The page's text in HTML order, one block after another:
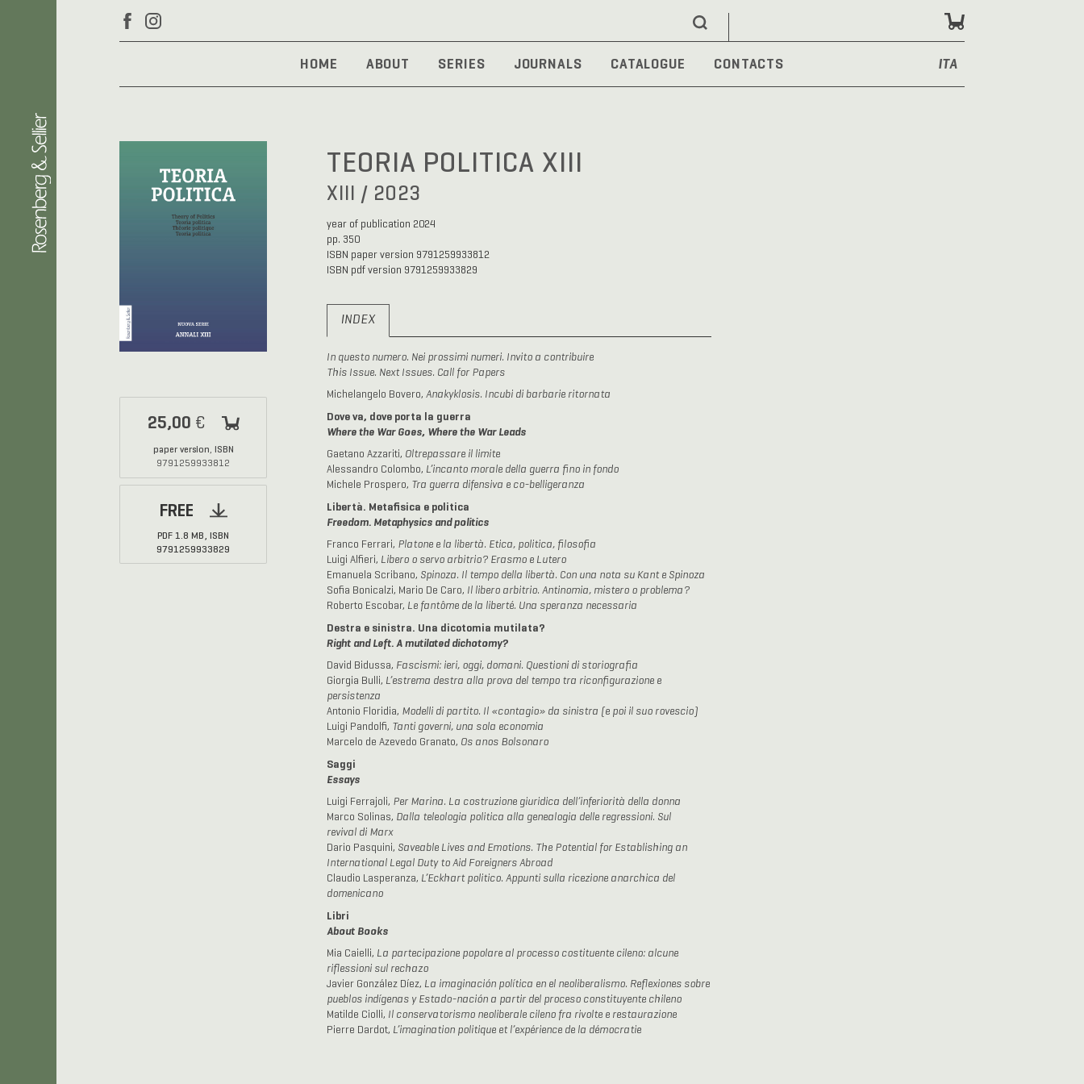
HOME ABOUT SERIES JOURNALS CATALOGUE CONTACTS ITA
25,00 €
paper version, ISBN
9791259933812
FREE
PDF 1.8 MB,ISBN
9791259933829
TEORIA POLITICA XIII
XIII / 2023
year of publication 2024
pp. 350
ISBN paper version 9791259933812
ISBN pdf version 9791259933829
INDEX
In questo numero. Nei prossimi numeri. Invito a contribuire
This Issue. Next Issues. Call for Papers
Michelangelo Bovero, Anakyklosis. Incubi di barbarie ritornata
Dove va, dove porta la guerra
Where the War Goes, Where the War Leads
Gaetano Azzariti, Oltrepassare il limite
Alessandro Colombo, L’incanto morale della guerra fino in fondo
Michele Prospero, Tra guerra difensiva e co-belligeranza
Libertà. Metafisica e politica
Freedom. Metaphysics and politics
Franco Ferrari, Platone e la libertà. Etica, politica, filosofia
Luigi Alfieri, Libero o servo arbitrio? Erasmo e Lutero
Emanuela Scribano, Spinoza. Il tempo della libertà. Con una nota su Kant e Spinoza
Sofia Bonicalzi, Mario De Caro, Il libero arbitrio. Antinomia, mistero o problema?
Roberto Escobar, Le fantôme de la liberté. Una speranza necessaria
Destra e sinistra. Una dicotomia mutilata?
Right and Left. A mutilated dichotomy?
David Bidussa, Fascismi: ieri, oggi, domani. Questioni di storiografia
Giorgia Bulli, L’estrema destra alla prova del tempo tra riconfigurazione e
persistenza
Antonio Floridia, Modelli di partito. Il «contagio» da sinistra (e poi il suo rovescio)
Luigi Pandolfi, Tanti governi, una sola economia
Marcelo de Azevedo Granato, Os anos Bolsonaro
Saggi
Essays
Luigi Ferrajoli, Per Marina. La costruzione giuridica dell’inferiorità della donna
Marco Solinas, Dalla teleologia politica alla genealogia delle regressioni. Sul
revival di Marx
Dario Pasquini, Saveable Lives and Emotions. The Potential for Establishing an
International Legal Duty to Aid Foreigners Abroad
Claudio Lasperanza, L’Eckhart politico. Appunti sulla ricezione anarchica del
domenicano
Libri
About Books
Mia Caielli, La partecipazione popolare al processo costituente cileno: alcune
riflessioni sul rechazo
Javier González Díez, La imaginación política en el neoliberalismo. Reflexiones sobre
pueblos indígenas y Estado-nación a partir del proceso constituyente chileno
Matilde Ciolli, Il conservatorismo neoliberale cileno fra rivolte e restaurazione
Pierre Dardot, L’imagination politique et l’expérience de la démocratie